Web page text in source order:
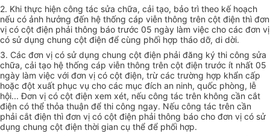
2. Khi thực hiện công tác sửa chữa, cải tạo, bảo trì theo kế hoạch
nếu có ảnh hưởng đến hệ thống cáp viễn thông trên cột điện thì đơn
vị có cột điện phải thông báo trước 05 ngày làm việc cho các đơn vị
có sử dụng chung cột điện để cùng phối hợp tháo dỡ, di dời.
3. Các đơn vị có sử dụng chung cột điện phải đăng ký thi công sửa
chữa, cải tạo hệ thống cáp viễn thông trên cột điện trước ít nhất 05
ngày làm việc với đơn vị có cột điện, trừ các trường hợp khẩn cấp
hoặc đột xuất phục vụ cho các mục đích an ninh, quốc phòng, lễ
hội... Đơn vị có cột điện xem xét, nếu công tác trên không cần cắt
điện có thể thỏa thuận để thi công ngay. Nếu công tác trên cần
phải cắt điện thì đơn vị có cột điện phải thông báo cho đơn vị có sử
dụng chung cột điện thời gian cụ thể để phối hợp.